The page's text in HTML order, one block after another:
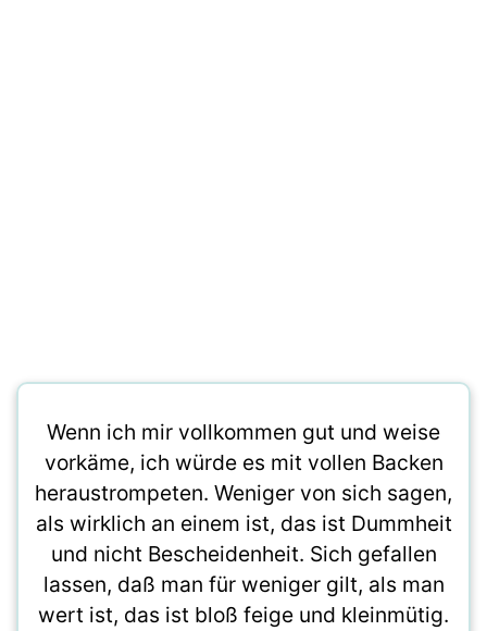
Wenn ich mir vollkommen gut und weise
vorkäme, ich würde es mit vollen Backen
heraustrompeten. Weniger von sich sagen,
als wirklich an einem ist, das ist Dummheit
und nicht Bescheidenheit. Sich gefallen
lassen, daß man für weniger gilt, als man
wert ist, das ist bloß feige und kleinmütig.